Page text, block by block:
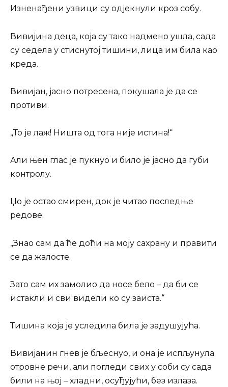
Изненађени узвици су одјекнули кроз собу.
Вивијина деца, која су тако надмено ушла, сада
су седела у стиснутој тишини, лица им била као
креда.
Вивијан, јасно потресена, покушала је да се
противи.
„То је лаж! Ништа од тога није истина!“
Али њен глас је пукнуо и било је јасно да губи
контролу.
Џо је остао смирен, док је читао последње
редове.
„Знао сам да ће доћи на моју сахрану и правити
се да жалосте.
Зато сам их замолио да носе бело – да би се
истакли и сви видели ко су заиста.“
Тишина која је уследила била је задушујућа.
Вивијанин гнев је бљеснуо, и она је испљунула
отровне речи, али погледи свих у соби су сада
били на њој – хладни, осуђујући, без излаза.